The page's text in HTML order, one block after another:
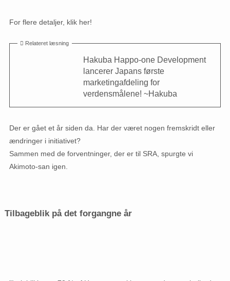
For flere detaljer, klik her!
Relateret læsning
Hakuba Happo-one Development
lancerer Japans første
marketingafdeling for
verdensmålene! ~Hakuba
Der er gået et år siden da. Har der været nogen fremskridt eller
ændringer i initiativet?
Sammen med de forventninger, der er til SRA, spurgte vi
Akimoto-san igen.
Tilbageblik på det forgangne ​​år